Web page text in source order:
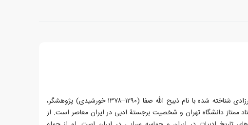
سید ذبیح الله صفا شهمیرزادی شناخته شده با نام ذبیح الله صفا (۱۲۹۰–۱۳۷۸ خورشیدی) پژوهشگر،
ممتاز دانشگاه تهران و شخصیت برجستهٔ ادبی در ایران معاصر است. از